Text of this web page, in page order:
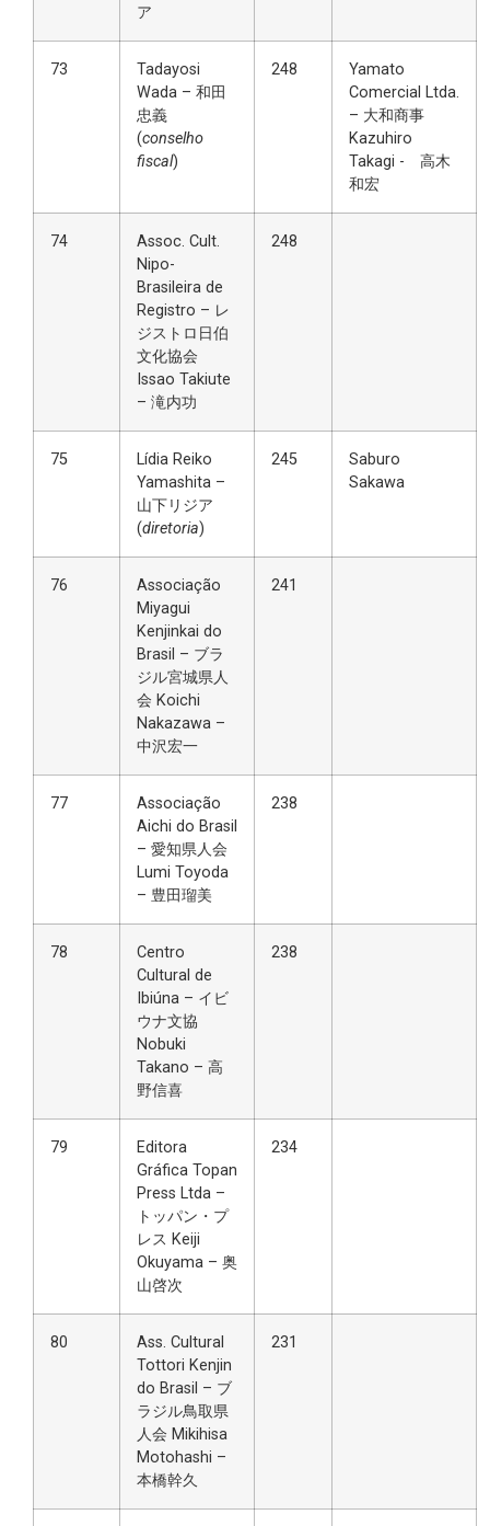
ア
73
Tadayosi
Wada – 和田
忠義
(conselho
fiscal)
248
Yamato
Comercial Ltda.
– 大和商事
Kazuhiro
Takagi - 高木
和宏
74
Assoc. Cult.
Nipo-
Brasileira de
Registro – レ
ジストロ日伯
文化協会
Issao Takiute
– 滝内功
248
75
Lídia Reiko
Yamashita –
山下リジア
(diretoria)
245
Saburo
Sakawa
76
Associação
Miyagui
Kenjinkai do
Brasil – ブラ
ジル宮城県人
会 Koichi
Nakazawa –
中沢宏一
241
77
Associação
Aichi do Brasil
– 愛知県人会
Lumi Toyoda
– 豊田瑠美
238
78
Centro
Cultural de
Ibiúna – イビ
ウナ文協
Nobuki
Takano – 高
野信喜
238
79
Editora
Gráfica Topan
Press Ltda –
トッパン・プ
レス Keiji
Okuyama – 奥
山啓次
234
80
Ass. Cultural
Tottori Kenjin
do Brasil – ブ
ラジル鳥取県
人会 Mikihisa
Motohashi –
本橋幹久
231